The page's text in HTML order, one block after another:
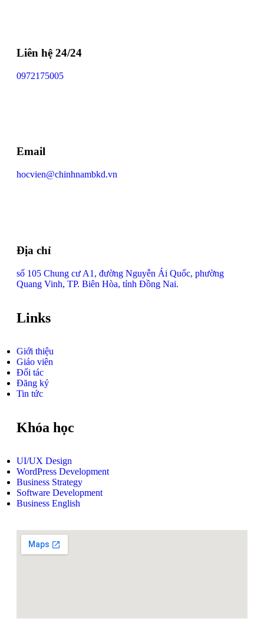
Liên hệ 24/24
0972175005
Email
hocvien@chinhnambkd.vn
Địa chỉ
số 105 Chung cư A1, đường Nguyễn Ái Quốc, phường
Quang Vinh, TP. Biên Hòa, tỉnh Đồng Nai.
Links
Giới thiệu
Giáo viên
Đối tác
Đăng ký
Tin tức
Khóa học
UI/UX Design
WordPress Development
Business Strategy
Software Development
Business English